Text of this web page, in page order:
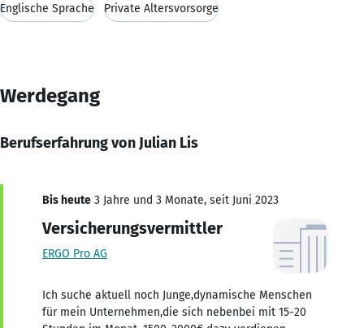
Englische Sprache Private Altersvorsorge
Werdegang
Berufserfahrung von Julian Lis
Bis heute 3 Jahre und 3 Monate, seit Juni 2023
Versicherungsvermittler
ERGO Pro AG
Ich suche aktuell noch Junge,dynamische Menschen
für mein Unternehmen,die sich nebenbei mit 15-20